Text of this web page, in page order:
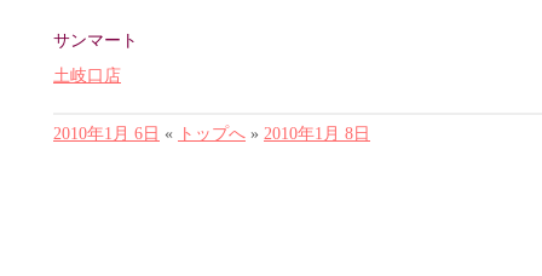
サンマート
土岐口店
2010年1月 6日 « トップへ » 2010年1月 8日